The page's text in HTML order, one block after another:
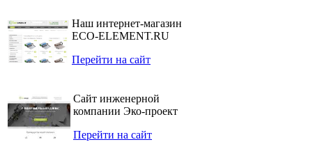
Наш интернет-магазин
ECO-ELEMENT.RU
Перейти на сайт
Сайт инженерной
компании Эко-проект
Перейти на сайт